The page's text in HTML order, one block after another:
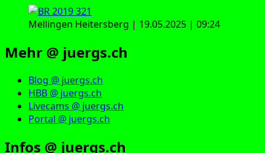
Mellingen Heitersberg | 19.05.2025 | 09:24
Mehr @ juergs.ch
Blog @ juergs.ch
HBB @ juergs.ch
Livecams @ juergs.ch
Portal @ juergs.ch
Infos @ juergs.ch